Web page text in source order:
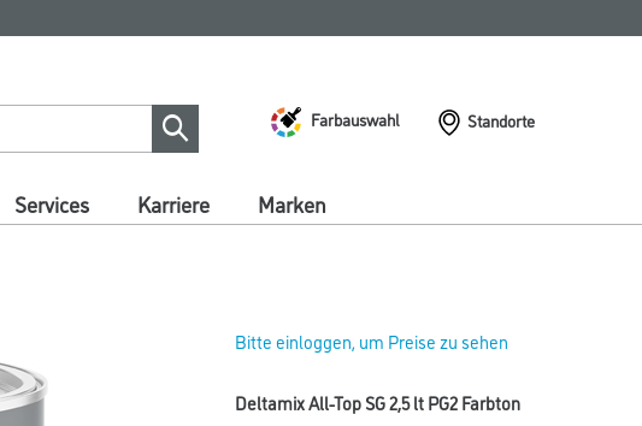
Farbauswahl
Standorte
Services Karriere Marken
Bitte einloggen, um Preise zu sehen
Deltamix All-Top SG 2,5 lt PG2 Farbton